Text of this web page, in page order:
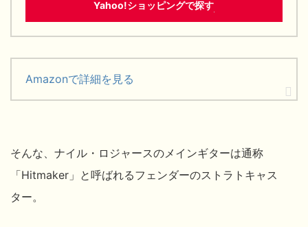
Yahoo!ショッピングで探す
Amazonで詳細を見る
そんな、ナイル・ロジャースのメインギターは通称
「Hitmaker」と呼ばれるフェンダーのストラトキャス
ター。